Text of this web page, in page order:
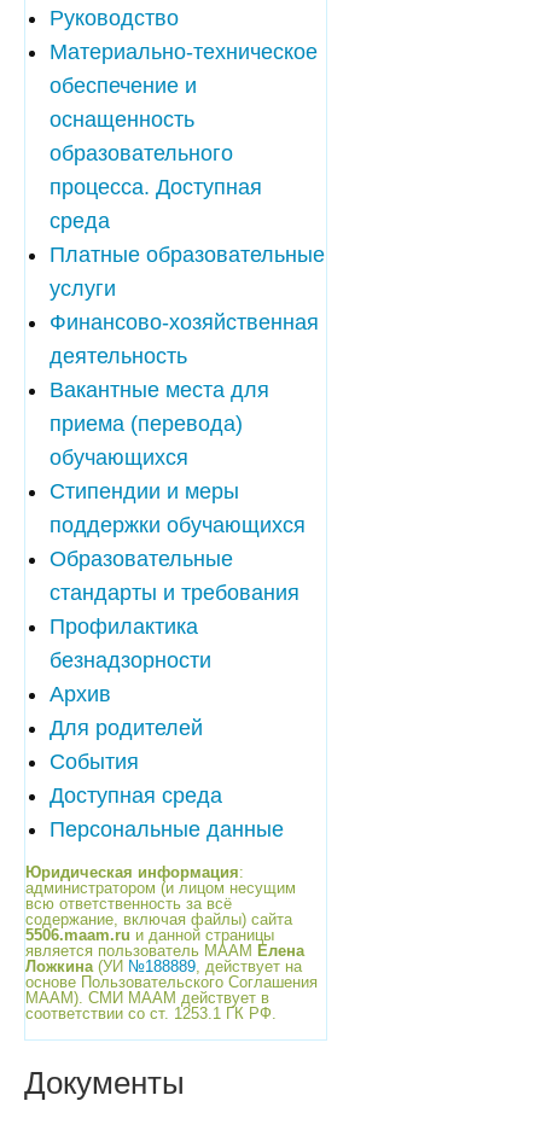
Руководство
Материально-техническое
обеспечение и
оснащенность
образовательного
процесса. Доступная
среда
Платные образовательные
услуги
Финансово-хозяйственная
деятельность
Вакантные места для
приема (перевода)
обучающихся
Стипендии и меры
поддержки обучающихся
Образовательные
стандарты и требования
Профилактика
безнадзорности
Архив
Для родителей
События
Доступная среда
Персональные данные
Юридическая информация:
администратором (и лицом несущим
всю ответственность за всё
содержание, включая файлы) сайта
5506.maam.ru и данной страницы
является пользователь МААМ Елена
Ложкина(УИ №188889, действует на
основе Пользовательского Соглашения
МААМ). СМИ МААМ действует в
соответствии со ст. 1253.1 ГК РФ.
Документы